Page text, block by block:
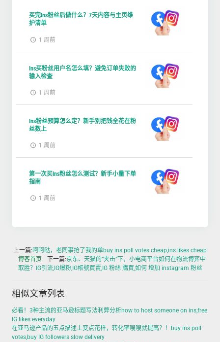
买完Ins粉丝后做什么？7天内容与主页维
护清单
1 周前
Ins买粉丝用户名怎么填？避免订单失败的
输入检查
1 周前
Ins粉丝预算怎么定？新手别把钱全花在粉
丝数上
1 周前
第一次买Ins粉丝怎么测试？新手小量下单
指南
1 周前
上一篇:呵呵哒，老同事抢了我的单buy ins poll votes cheap,ins likes cheap
博客首页
下一篇:京东、天猫的“夹击”下，小电商平台如何在物流博弈中
取胜？IG引流,IG爆粉,IG帳號買賣,IG 粉絲 購買,如何 增加 instagram 粉丝
相似文章列表
必看！3种主流的亚马逊标题写法利弊分析how to host someone on ins,free
IG likes everyday
在亚马逊产品的五点描述上变点花样，转化率嗖嗖就提高？！buy ins poll
votes,buy IG followers slow delivery